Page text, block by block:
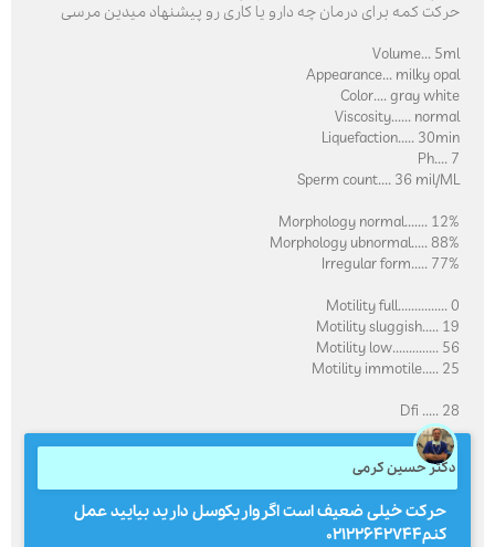
حرکت کمه برای درمان چه دارو یا کاری رو پیشنهاد میدین مرسی
Volume... 5ml
Appearance... milky opal
Color.... gray white
Viscosity...... normal
Liquefaction..... 30min
Ph.... 7
Sperm count.... 36 mil/ML
Morphology normal....... 12%
Morphology ubnormal..... 88%
Irregular form..... 77%
Motility full............... 0
Motility sluggish..... 19
Motility low.............. 56
Motility immotile..... 25
Dfi ..... 28
دکتر حسین کرمی
حرکت خیلی ضعیف است اگرواریکوسل دارید بیایید عمل
کنم۰۲۱۲۲۶۴۲۷۴۴